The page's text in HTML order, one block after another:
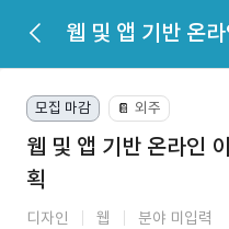
모집 마감 📔 외주
웹 및 앱 기반 온라인
획
디자인 웹 분야 미입력